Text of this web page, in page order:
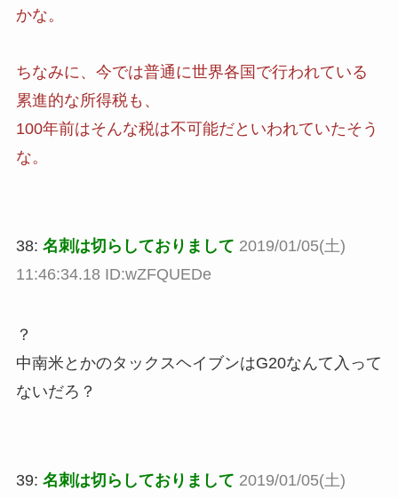
かな。
ちなみに、今では普通に世界各国で行われている
累進的な所得税も、
100年前はそんな税は不可能だといわれていたそう
な。
38: 名刺は切らしておりまして 2019/01/05(土)
11:46:34.18 ID:wZFQUEDe
？
中南米とかのタックスヘイブンはG20なんて入って
ないだろ？
39: 名刺は切らしておりまして 2019/01/05(土)